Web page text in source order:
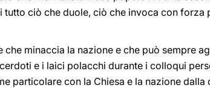
tutto ciò che duole, ciò che invoca con forza
minaccia la nazione e che può sempre
e i laici polacchi durante i colloqui
particolare con la Chiesa e la nazione dalla